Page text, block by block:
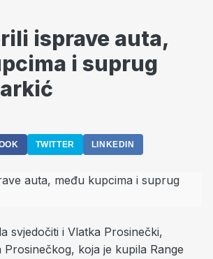
isprave auta,
i suprug
TWITTER LINKEDIN
svjedočiti i Vlatka Prosinečki,
koja je kupila Range